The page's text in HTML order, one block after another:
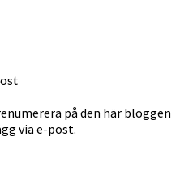
på den här bloggen
via e-post.